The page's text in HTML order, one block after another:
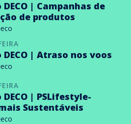
DECO | Campanhas de
de produtos
DECO | Atraso nos voos
DECO | PSLifestyle-
Sustentáveis